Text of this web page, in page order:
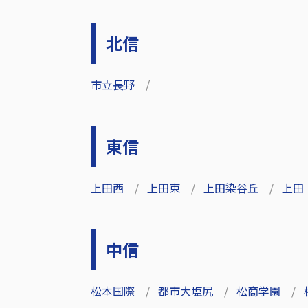
北信
市立長野
東信
上田西 上田東 上田染谷丘 上田
中信
松本国際 都市大塩尻 松商学園